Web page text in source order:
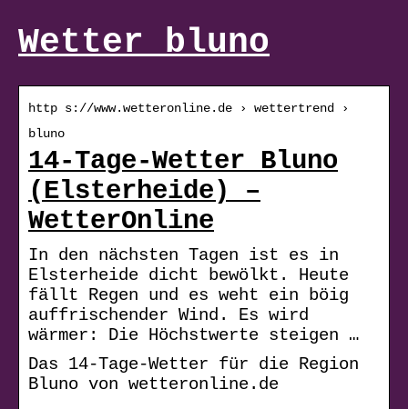
Wetter bluno
http s://www.wetteronline.de › wettertrend ›
bluno
14-Tage-Wetter Bluno
(Elsterheide) –
WetterOnline
In den nächsten Tagen ist es in
Elsterheide dicht bewölkt. Heute
fällt Regen und es weht ein böig
auffrischender Wind. Es wird
wärmer: Die Höchstwerte steigen …
Das 14-Tage-Wetter für die Region
Bluno von wetteronline.de